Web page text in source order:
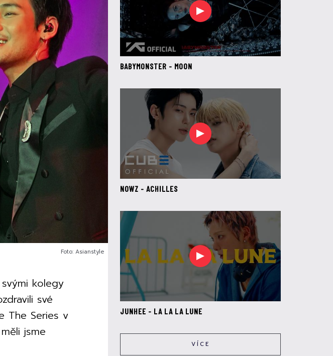
Foto: Asianstyle
kolegy
své
The Series v
jsme
BABYMONSTER - MOON
NOWZ - ACHILLES
JUNHEE - LA LA LA LUNE
VÍCE